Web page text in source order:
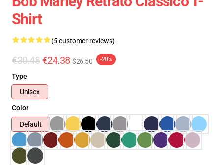
Shirt
(5 customer reviews)
€30.48 €24.38 $26.50 -20%
Type
Unisex
Color
Default